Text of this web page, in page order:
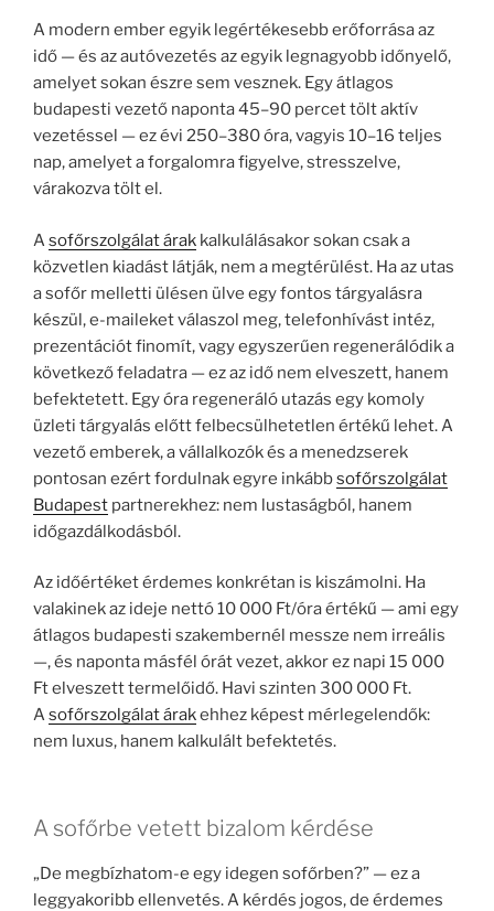
A modern ember egyik legértékesebb erőforrása az
idő — és az autóvezetés az egyik legnagyobb időnyelő,
amelyet sokan észre sem vesznek. Egy átlagos
budapesti vezető naponta 45–90 percet tölt aktív
vezetéssel — ez évi 250–380 óra, vagyis 10–16 teljes
nap, amelyet a forgalomra figyelve, stresszelve,
várakozva tölt el.
Asofőrszolgálat árak kalkulálásakor sokan csak a
közvetlen kiadást látják, nem a megtérülést. Ha az utas
a sofőr melletti ülésen ülve egy fontos tárgyalásra
készül, e-maileket válaszol meg, telefonhívást intéz,
prezentációt finomít, vagy egyszerűen regenerálódik a
következő feladatra — ez az idő nem elveszett, hanem
befektetett. Egy óra regeneráló utazás egy komoly
üzleti tárgyalás előtt felbecsülhetetlen értékű lehet. A
vezető emberek, a vállalkozók és a menedzserek
pontosan ezért fordulnak egyre inkábbsofőrszolgálat
Budapest partnerekhez: nem lustaságból, hanem
időgazdálkodásból.
Az időértéket érdemes konkrétan is kiszámolni. Ha
valakinek az ideje nettó 10 000 Ft/óra értékű — ami egy
átlagos budapesti szakembernél messze nem irreális
—, és naponta másfél órát vezet, akkor ez napi 15 000
Ft elveszett termelőidő. Havi szinten 300 000 Ft.
Asofőrszolgálat árakehhez képest mérlegelendők:
nem luxus, hanem kalkulált befektetés.
A sofőrbe vetett bizalom kérdése
„De megbízhatom-e egy idegen sofőrben?” — ez a
leggyakoribb ellenvetés. A kérdés jogos, de érdemes